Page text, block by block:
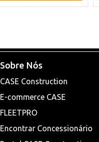
Sobre Nós
CASE Construction
E-commerce CASE
FLEETPRO
Encontrar Concessionário